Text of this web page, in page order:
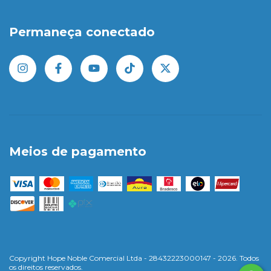
Permaneça conectado
Meios de pagamento
Copyright Hope Noble Comercial Ltda - 28432223000147 - 2026. Todos
os direitos reservados.